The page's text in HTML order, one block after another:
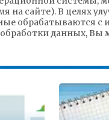
Акция «Сады
на сайте). В целях
обрабатываются с
данных,